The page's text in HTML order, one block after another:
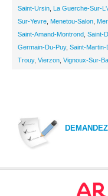
Saint-Ursin La Guerche-Sur-
Sur-Yevre Menetou-Salon
Saint-Amand-Montrond Saint-
Germain-Du-Puy, Saint-Martin-
Trouy, Vierzon Vignoux-Sur-